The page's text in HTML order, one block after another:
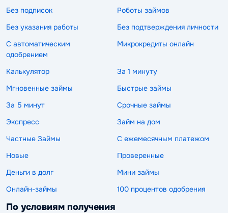
Без подписок
Роботы займов
Без указания работы
Без подтверждения личности
С автоматическим
одобрением
Микрокредиты онлайн
Калькулятор
За 1 минуту
Мгновенные займы
Быстрые займы
За 5 минут
Срочные займы
Экспресс
Займ на дом
Частные Займы
С ежемесячным платежом
Новые
Проверенные
Деньги в долг
Мини займы
Онлайн-займы
100 процентов одобрения
По условиям получения